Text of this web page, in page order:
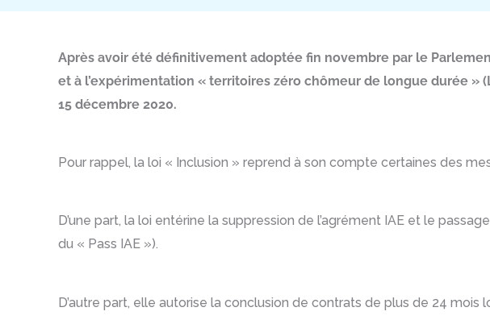
Après avoir été définitivement adoptée fin novembre par le
et à l’expérimentation « territoires zéro chômeur de longue durée »
15 décembre 2020.
Pour rappel, la loi « Inclusion » reprend à son compte certaines des
D’une part, la loi entérine la suppression de l’agrément IAE et le
du « Pass IAE »).
D’autre part, elle autorise la conclusion de contrats de plus de 24 mois